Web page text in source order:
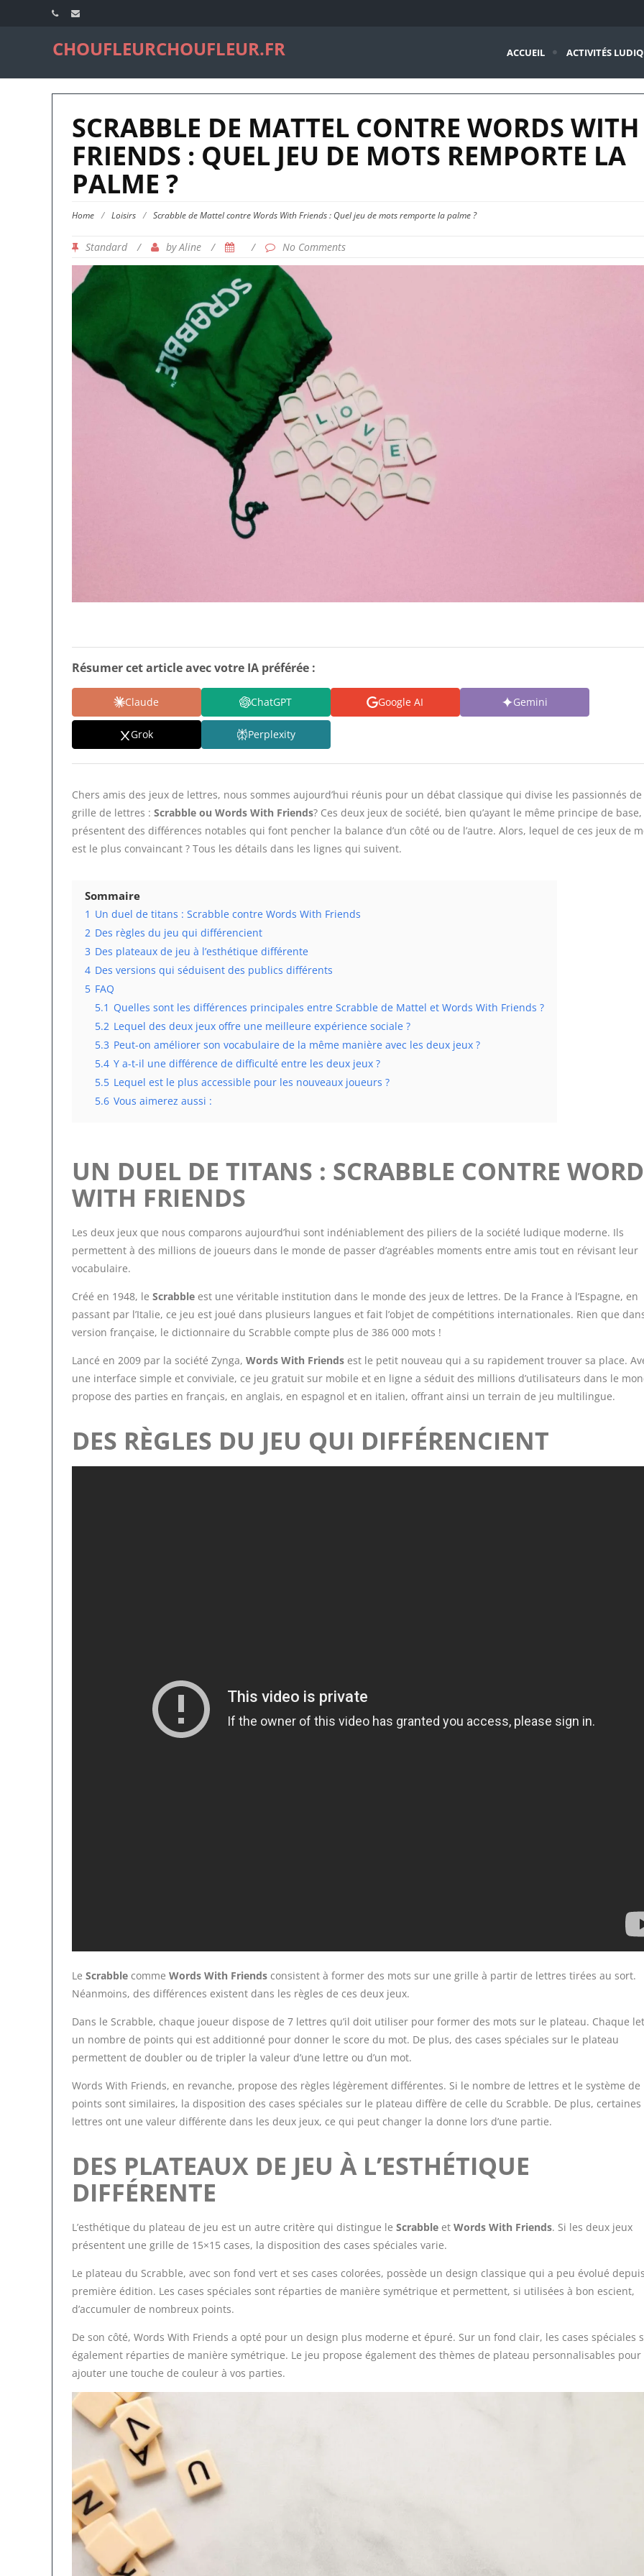
CHOUFLEURCHOUFLEUR.FR ACCUEIL ACTIVITÉS
SCRABBLE DE MATTEL CONTRE WORDS WITH
FRIENDS : QUEL JEU DE MOTS REMPORTE LA
PALME ?
Home / Loisirs / Scrabble de Mattel contre Words With Friends : Quel jeu de mots remporte la palme ?
Standard / byAline / / No Comments
Résumer cet article avec votre IA préférée :
Claude ChatGPT Google AI Gemini
Grok Perplexity
Chers amis des jeux de lettres, nous sommes aujourd’hui réunis pour un débat classique qui divise les passionnés de
grille de lettres : Scrabble ou Words With Friends? Ces deux jeux de société, bien qu’ayant le même principe de base,
présentent des différences notables qui font pencher la balance d’un côté ou de l’autre. Alors, lequel de ces jeux de
est le plus convaincant ? Tous les détails dans les lignes qui suivent.
Sommaire
1 Un duel de titans : Scrabble contre Words With Friends
2 Des règles du jeu qui différencient
3 Des plateaux de jeu à l’esthétique différente
4 Des versions qui séduisent des publics différents
5 FAQ
5.1 Quelles sont les différences principales entre Scrabble de Mattel et Words With Friends ?
5.2 Lequel des deux jeux offre une meilleure expérience sociale ?
5.3 Peut-on améliorer son vocabulaire de la même manière avec les deux jeux ?
5.4 Y a-t-il une différence de difficulté entre les deux jeux ?
5.5 Lequel est le plus accessible pour les nouveaux joueurs ?
5.6 Vous aimerez aussi :
UN DUEL DE TITANS : SCRABBLE CONTRE
WITH FRIENDS
Les deux jeux que nous comparons aujourd’hui sont indéniablement des piliers de la société ludique moderne. Ils
permettent à des millions de joueurs dans le monde de passer d’agréables moments entre amis tout en révisant leur
vocabulaire.
Créé en 1948, le Scrabbleest une véritable institution dans le monde des jeux de lettres. De la France à l’Espagne, en
passant par l’Italie, ce jeu est joué dans plusieurs langues et fait l’objet de compétitions internationales. Rien que
version française, le dictionnaire du Scrabble compte plus de 386 000 mots !
Lancé en 2009 par la société Zynga, Words With Friendsest le petit nouveau qui a su rapidement trouver sa place.
une interface simple et conviviale, ce jeu gratuit sur mobile et en ligne a séduit des millions d’utilisateurs dans le
propose des parties en français, en anglais, en espagnol et en italien, offrant ainsi un terrain de jeu multilingue.
DES RÈGLES DU JEU QUI DIFFÉRENCIENT
Le Scrabblecomme Words With Friendsconsistent à former des mots sur une grille à partir de lettres tirées au sort.
Néanmoins, des différences existent dans les règles de ces deux jeux.
Dans le Scrabble, chaque joueur dispose de 7 lettres qu’il doit utiliser pour former des mots sur le plateau. Chaque
un nombre de points qui est additionné pour donner le score du mot. De plus, des cases spéciales sur le plateau
permettent de doubler ou de tripler la valeur d’une lettre ou d’un mot.
Words With Friends, en revanche, propose des règles légèrement différentes. Si le nombre de lettres et le système de
points sont similaires, la disposition des cases spéciales sur le plateau diffère de celle du Scrabble. De plus, certaines
lettres ont une valeur différente dans les deux jeux, ce qui peut changer la donne lors d’une partie.
DES PLATEAUX DE JEU À L’ESTHÉTIQUE
DIFFÉRENTE
L’esthétique du plateau de jeu est un autre critère qui distingue le Scrabbleet Words With Friends. Si les deux jeux
présentent une grille de 15×15 cases, la disposition des cases spéciales varie.
Le plateau du Scrabble, avec son fond vert et ses cases colorées, possède un design classique qui a peu évolué
première édition. Les cases spéciales sont réparties de manière symétrique et permettent, si utilisées à bon escient,
d’accumuler de nombreux points.
De son côté, Words With Friends a opté pour un design plus moderne et épuré. Sur un fond clair, les cases spéciales
également réparties de manière symétrique. Le jeu propose également des thèmes de plateau personnalisables pour
ajouter une touche de couleur à vos parties.